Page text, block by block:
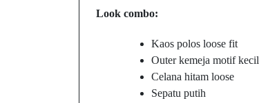
Look combo:
Kaos polos loose fit
Outer kemeja motif kecil
Celana hitam loose
Sepatu putih